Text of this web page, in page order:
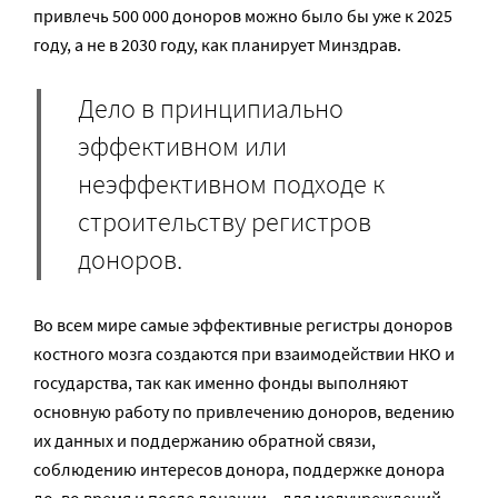
привлечь 500 000 доноров можно было бы уже к 2025
году, а не в 2030 году, как планирует Минздрав.
Дело в принципиально
эффективном или
неэффективном подходе к
строительству регистров
доноров.
Во всем мире самые эффективные регистры доноров
костного мозга создаются при взаимодействии НКО и
государства, так как именно фонды выполняют
основную работу по привлечению доноров, ведению
их данных и поддержанию обратной связи,
соблюдению интересов донора, поддержке донора